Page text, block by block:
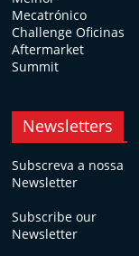
Mecatrónico
Challenge Oficinas
Aftermarket
Summit
Newsletters
Subscreva a nossa
Newsletter
Subscribe our
Newsletter